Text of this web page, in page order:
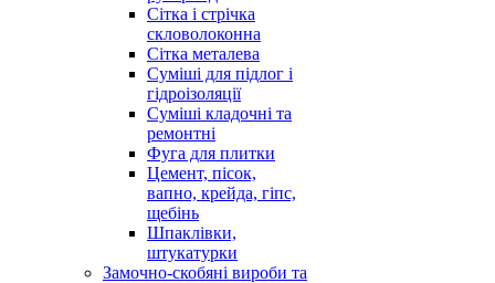
Сітка і стрічка
скловолоконна
Сітка металева
Суміші для підлог і
гідроізоляції
Суміші кладочні та
ремонтні
Фуга для плитки
Цемент, пісок,
вапно, крейда, гіпс,
щебінь
Шпаклівки,
штукатурки
Замочно-скобяні вироби та